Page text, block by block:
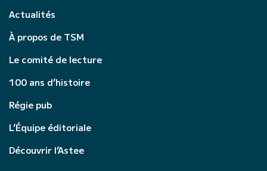
Actualités
À propos de TSM
Le comité de lecture
100 ans d’histoire
Régie pub
L’Équipe éditoriale
Découvrir l’Astee